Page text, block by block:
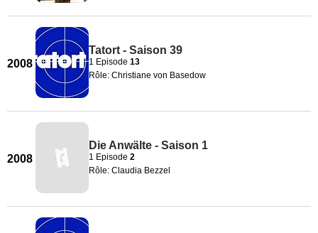
2008
Tatort - Saison 39
1 Episode 13
Rôle: Christiane von Basedow
2008
Die Anwälte - Saison 1
1 Episode 2
Rôle: Claudia Bezzel